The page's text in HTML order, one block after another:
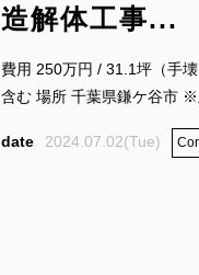
造解体工事...
費用 250万円 / 31.1坪（手
含む 場所 千葉県鎌ケ谷市 ※
2024.07.02(Tue)